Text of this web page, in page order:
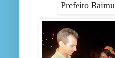
Prefeito